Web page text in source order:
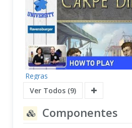
Regras
Ver Todos (9)
Componentes